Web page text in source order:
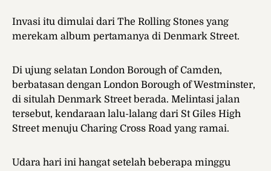
Invasi itu dimulai dari The Rolling Stones yang
merekam album pertamanya di Denmark Street.
Di ujung selatan London Borough of Camden,
berbatasan dengan London Borough of Westminster,
di situlah Denmark Street berada. Melintasi jalan
tersebut, kendaraan lalu-lalang dari St Giles High
Street menuju Charing Cross Road yang ramai.
Udara hari ini hangat setelah beberapa minggu